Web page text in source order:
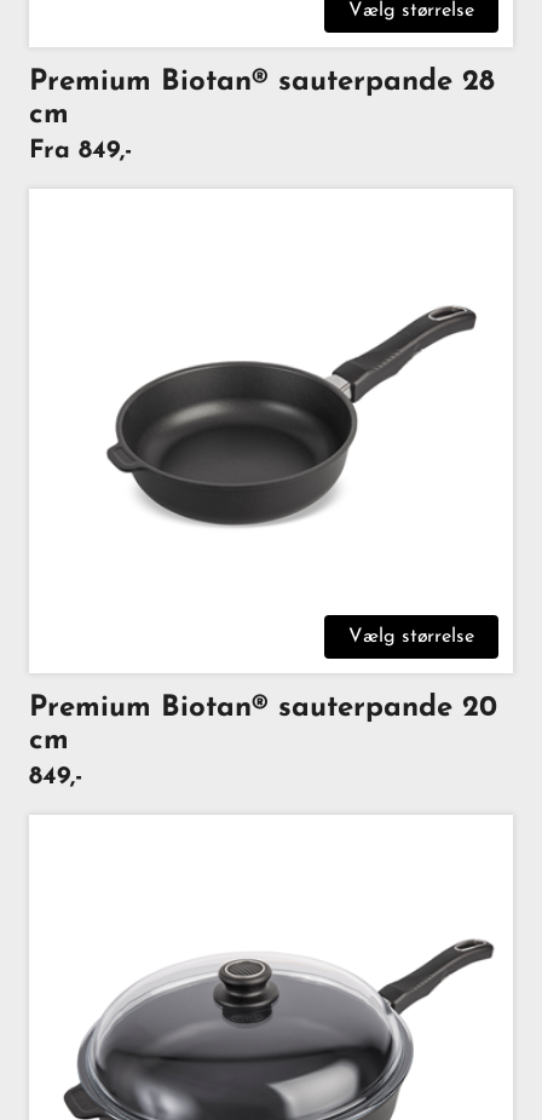
Premium Biotan® sauterpande 28
cm
Fra 849,-
Vælg størrelse
Premium Biotan® sauterpande 20
cm
849,-
Vælg størrelse